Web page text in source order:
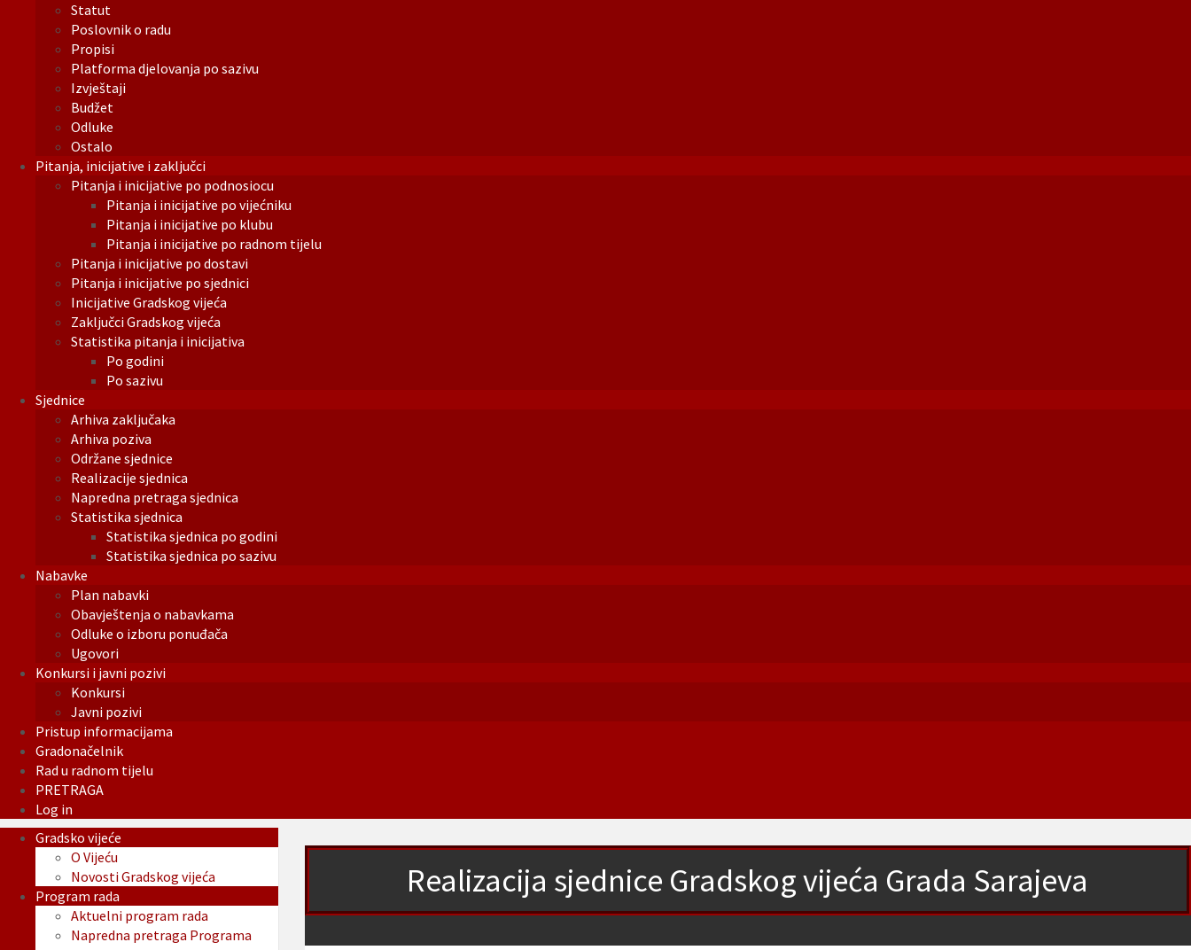
Statut
Poslovnik o radu
Propisi
Platforma djelovanja po sazivu
Izvještaji
Budžet
Odluke
Ostalo
Pitanja, inicijative i zaključci
Pitanja i inicijative po podnosiocu
Pitanja i inicijative po vijećniku
Pitanja i inicijative po klubu
Pitanja i inicijative po radnom tijelu
Pitanja i inicijative po dostavi
Pitanja i inicijative po sjednici
Inicijative Gradskog vijeća
Zaključci Gradskog vijeća
Statistika pitanja i inicijativa
Po godini
Po sazivu
Sjednice
Arhiva zaključaka
Arhiva poziva
Održane sjednice
Realizacije sjednica
Napredna pretraga sjednica
Statistika sjednica
Statistika sjednica po godini
Statistika sjednica po sazivu
Nabavke
Plan nabavki
Obavještenja o nabavkama
Odluke o izboru ponuđača
Ugovori
Konkursi i javni pozivi
Konkursi
Javni pozivi
Pristup informacijama
Gradonačelnik
Rad u radnom tijelu
PRETRAGA
Log in
Realizacija sjednice Gradskog vijeća Grada Sarajeva
Gradsko vijeće
O Vijeću
Novosti Gradskog vijeća
Program rada
Aktuelni program rada
Napredna pretraga Programa